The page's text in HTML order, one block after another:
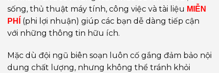
sống, thủ thuật máy tính, công việc và tài liệu MIỄN
PHÍ
(phi lợi nhuận) giúp các bạn dễ dàng tiếp cận
với những thông tin hữu ích.
Mặc dù đội ngũ biên soạn luôn cố gắng đảm bảo nội
dung chất lượng, nhưng không thể tránh khỏi